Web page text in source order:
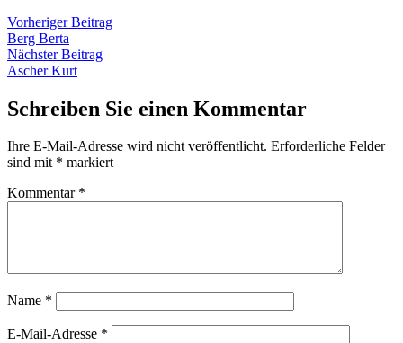
Beitragsnavigation
Vorheriger BeitragVorheriger
Berg Berta
Nächster BeitragNächster
Ascher Kurt
Schreiben Sie einen Kommentar
Ihre E-Mail-Adresse wird nicht veröffentlicht. Erforderliche Felder
sind mit * markiert
Kommentar *
Name *
E-Mail-Adresse *